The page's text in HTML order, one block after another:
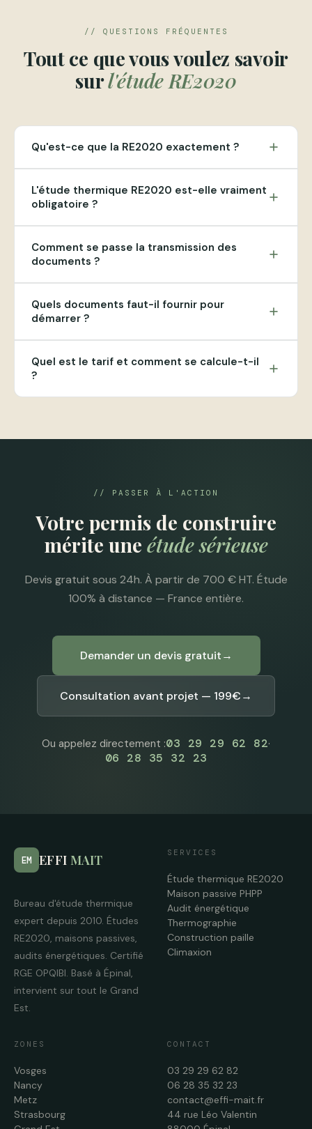
// QUESTIONS FRÉQUENTES
Tout ce que vous voulez savoir
surl'étude RE2020
Qu'est-ce que la RE2020 exactement ? add
L'étude thermique RE2020 est-elle vraiment
obligatoire ?
add
Comment se passe la transmission des
documents ?
add
Quels documents faut-il fournir pour
démarrer ?
add
Quel est le tarif et comment se calcule-t-il
?
add
// PASSER À L'ACTION
Votre permis de construire
mérite une étude sérieuse
Devis gratuit sous 24h. À partir de 700 € HT. Étude
100% à distance — France entière.
Demander un devis gratuit→
Consultation avant projet — 199€→
Ou appelez directement :03 29 29 62 82·
06 28 35 32 23
EM EFFI MAIT
Bureau d'étude thermique
expert depuis 2010. Études
RE2020, maisons passives,
audits énergétiques. Certifié
RGE OPQIBI. Basé à Épinal,
intervient sur tout le Grand
Est.
SERVICES
Étude thermique RE2020
Maison passive PHPP
Audit énergétique
Thermographie
Construction paille
Climaxion
ZONES
Vosges
Nancy
Metz
Strasbourg
CONTACT
03 29 29 62 82
06 28 35 32 23
contact@effi-mait.fr
44 rue Léo Valentin